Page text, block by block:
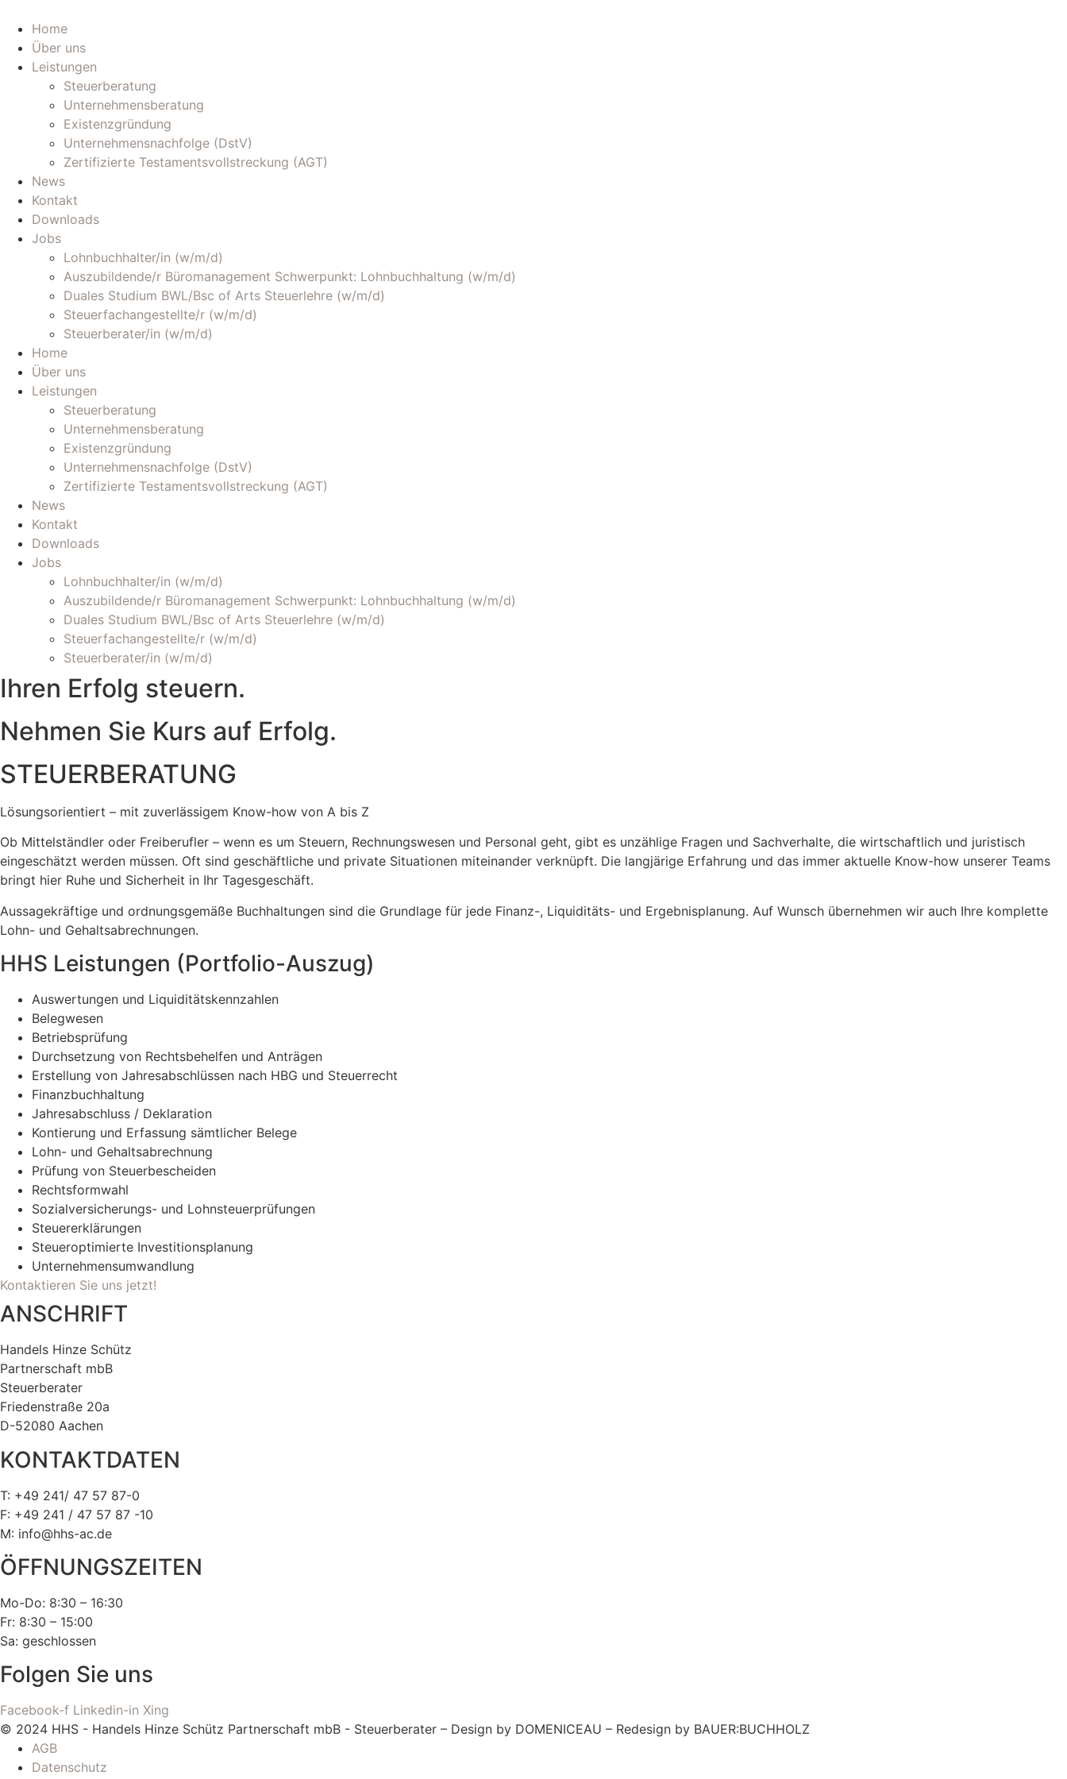
Inhalt
wechseln
Home
Über uns
Leistungen
Steuerberatung
Unternehmensberatung
Existenzgründung
Unternehmensnachfolge (DstV)
Zertifizierte Testamentsvollstreckung (AGT)
News
Kontakt
Downloads
Jobs
Lohnbuchhalter/in (w/m/d)
Auszubildende/r Büromanagement Schwerpunkt: Lohnbuchhaltung (w/m/d)
Duales Studium BWL/Bsc of Arts Steuerlehre (w/m/d)
Steuerfachangestellte/r (w/m/d)
Steuerberater/in (w/m/d)
Home
Über uns
Leistungen
Steuerberatung
Unternehmensberatung
Existenzgründung
Unternehmensnachfolge (DstV)
Zertifizierte Testamentsvollstreckung (AGT)
News
Kontakt
Downloads
Jobs
Lohnbuchhalter/in (w/m/d)
Auszubildende/r Büromanagement Schwerpunkt: Lohnbuchhaltung (w/m/d)
Duales Studium BWL/Bsc of Arts Steuerlehre (w/m/d)
Steuerfachangestellte/r (w/m/d)
Steuerberater/in (w/m/d)
Ihren Erfolg steuern.
Nehmen Sie Kurs auf Erfolg.
STEUERBERATUNG
Lösungsorientiert – mit zuverlässigem Know-how von A bis Z
Ob Mittelständler oder Freiberufler – wenn es um Steuern, Rechnungswesen und Personal geht, gibt es unzählige Fragen und Sachverhalte, die wirtschaftlich und juristisch
eingeschätzt werden müssen. Oft sind geschäftliche und private Situationen miteinander verknüpft. Die langjärige Erfahrung und das immer aktuelle Know-how unserer Teams
bringt hier Ruhe und Sicherheit in Ihr Tagesgeschäft.
Aussagekräftige und ordnungsgemäße Buchhaltungen sind die Grundlage für jede Finanz-, Liquiditäts- und Ergebnisplanung. Auf Wunsch übernehmen wir auch Ihre komplette
Lohn- und Gehaltsabrechnungen.
HHS Leistungen (Portfolio-Auszug)
Auswertungen und Liquiditätskennzahlen
Belegwesen
Betriebsprüfung
Durchsetzung von Rechtsbehelfen und Anträgen
Erstellung von Jahresabschlüssen nach HBG und Steuerrecht
Finanzbuchhaltung
Jahresabschluss / Deklaration
Kontierung und Erfassung sämtlicher Belege
Lohn- und Gehaltsabrechnung
Prüfung von Steuerbescheiden
Rechtsformwahl
Sozialversicherungs- und Lohnsteuerprüfungen
Steuererklärungen
Steueroptimierte Investitionsplanung
Unternehmensumwandlung
Kontaktieren Sie uns jetzt!
ANSCHRIFT
Handels Hinze Schütz
Partnerschaft mbB
Steuerberater
Friedenstraße 20a
D-52080 Aachen
KONTAKTDATEN
T: +49 241/ 47 57 87-0
F: +49 241 / 47 57 87 -10
M: info@hhs-ac.de
ÖFFNUNGSZEITEN
Mo-Do: 8:30 – 16:30
Fr: 8:30 – 15:00
Sa: geschlossen
Folgen Sie uns
Facebook-f Linkedin-in Xing
© 2024 HHS - Handels Hinze Schütz Partnerschaft mbB - Steuerberater – Design by DOMENICEAU – Redesign by BAUER:BUCHHOLZ
AGB
Datenschutz